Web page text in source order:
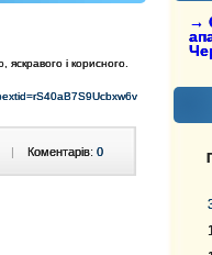
→
і корисного.
Коментарів: 0
|